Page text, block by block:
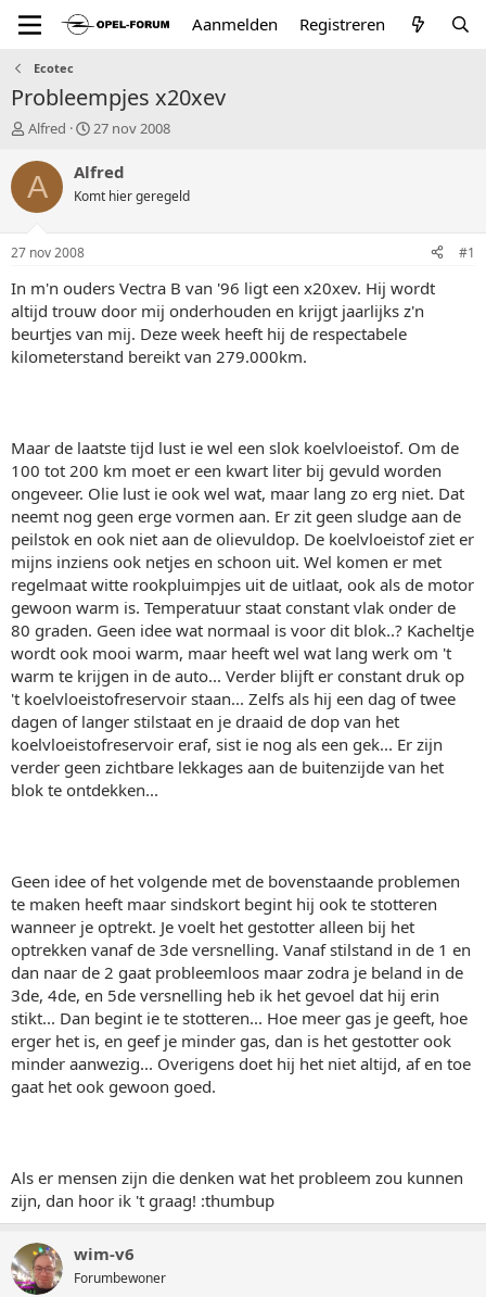
Aanmelden Registreren
Ecotec
Probleempjes x20xev
T
p
i
a
r
t
e
r
Alfred
S
a
t
u
27 nov 2008
A Alfred
Komt hier geregeld
27 nov 2008 #1
In m'n ouders Vectra B van '96 ligt een x20xev. Hij wordt
altijd trouw door mij onderhouden en krijgt jaarlijks z'n
beurtjes van mij. Deze week heeft hij de respectabele
kilometerstand bereikt van 279.000km.
Maar de laatste tijd lust ie wel een slok koelvloeistof. Om de
100 tot 200 km moet er een kwart liter bij gevuld worden
ongeveer. Olie lust ie ook wel wat, maar lang zo erg niet. Dat
neemt nog geen erge vormen aan. Er zit geen sludge aan de
peilstok en ook niet aan de olievuldop. De koelvloeistof ziet er
mijns inziens ook netjes en schoon uit. Wel komen er met
regelmaat witte rookpluimpjes uit de uitlaat, ook als de motor
gewoon warm is. Temperatuur staat constant vlak onder de
80 graden. Geen idee wat normaal is voor dit blok..? Kacheltje
wordt ook mooi warm, maar heeft wel wat lang werk om 't
warm te krijgen in de auto... Verder blijft er constant druk op
't koelvloeistofreservoir staan... Zelfs als hij een dag of twee
dagen of langer stilstaat en je draaid de dop van het
koelvloeistofreservoir eraf, sist ie nog als een gek... Er zijn
verder geen zichtbare lekkages aan de buitenzijde van het
blok te ontdekken...
Geen idee of het volgende met de bovenstaande problemen
te maken heeft maar sindskort begint hij ook te stotteren
wanneer je optrekt. Je voelt het gestotter alleen bij het
optrekken vanaf de 3de versnelling. Vanaf stilstand in de 1 en
dan naar de 2 gaat probleemloos maar zodra je beland in de
3de, 4de, en 5de versnelling heb ik het gevoel dat hij erin
stikt... Dan begint ie te stotteren... Hoe meer gas je geeft, hoe
erger het is, en geef je minder gas, dan is het gestotter ook
minder aanwezig... Overigens doet hij het niet altijd, af en toe
gaat het ook gewoon goed.
Als er mensen zijn die denken wat het probleem zou kunnen
zijn, dan hoor ik 't graag! :thumbup
wim-v6
Forumbewoner